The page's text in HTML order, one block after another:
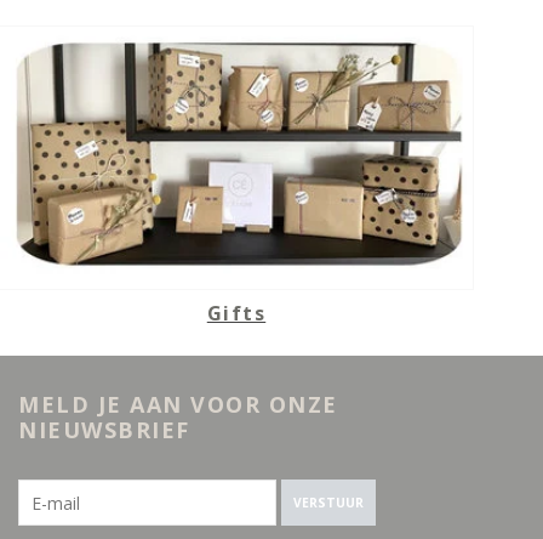
Gifts
MELD JE AAN VOOR ONZE
NIEUWSBRIEF
VERSTUUR